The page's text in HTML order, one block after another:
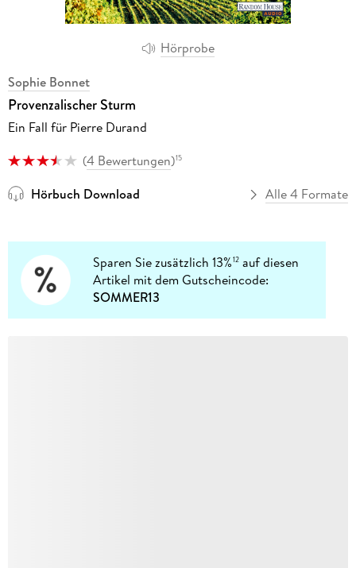
Hörprobe
Sophie Bonnet
Provenzalischer Sturm
Ein Fall für Pierre Durand
(4 Bewertungen)15
Hörbuch Download Alle 4 Formate
Sparen Sie zusätzlich 13%12 auf diesen
Artikel mit dem Gutscheincode:
SOMMER13